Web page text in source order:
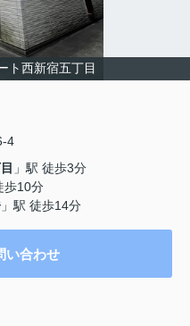
ト西新宿五丁目
4
」駅 徒歩3分
歩10分
」駅 徒歩14分
い合わせ